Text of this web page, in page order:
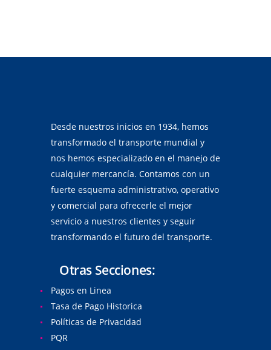
Desde nuestros inicios en 1934, hemos
transformado el transporte mundial y
nos hemos especializado en el manejo de
cualquier mercancía. Contamos con un
fuerte esquema administrativo, operativo
y comercial para ofrecerle el mejor
servicio a nuestros clientes y seguir
transformando el futuro del transporte.
Otras Secciones:
Pagos en Linea
Tasa de Pago Historica
Políticas de Privacidad
PQR